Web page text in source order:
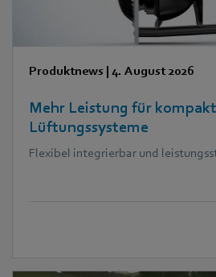
Produktnews | 4. August 2026
Mehr Leistung für
Lüftungssysteme
Flexibel integrierbar und